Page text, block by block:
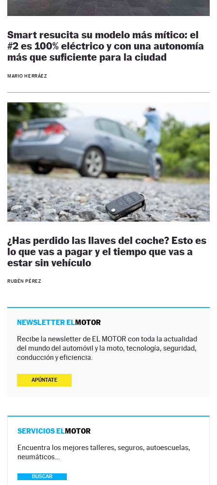
Smart resucita su modelo más mítico: el
#2 es 100% eléctrico y con una autonomía
más que suficiente para la ciudad
MARIO HERRÁEZ
¿Has perdido las llaves del coche? Esto es
lo que vas a pagar y el tiempo que vas a
estar sin vehículo
RUBÉN PÉREZ
NEWSLETTER ELMOTOR
Recibe la newsletter de EL MOTOR con toda la actualidad
del mundo del automóvil y la moto, tecnología, seguridad,
conducción y eficiencia.
APÚNTATE
SERVICIOS ELMOTOR
Encuentra los mejores talleres, seguros, autoescuelas,
neumáticos…
BUSCAR